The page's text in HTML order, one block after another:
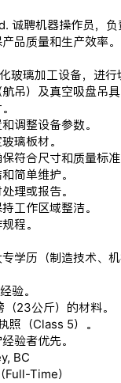
诚聘机器操作员，负
品质量和生产效率。
玻璃加工设备，进行
吊）及真空吸盘吊
调整设备参数。
璃板材。
符合尺寸和质量标准
简单维护。
理或报告。
工作区域整洁。
程。
学历（制造技术、
验。
23公斤）的材料。
照（Class 5）。
验者优先。
BC
Full-Time）